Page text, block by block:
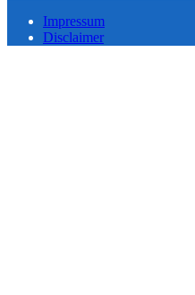
Impressum
Disclaimer